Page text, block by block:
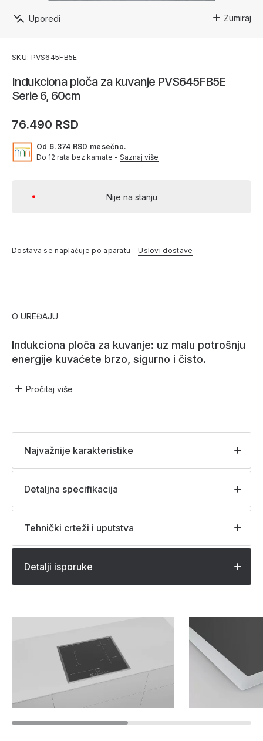
Zumiraj
Uporedi
Indukciona ploča za kuvanje PVS645FB5E
Serie 6, 60cm
76.490 RSD
Od 6.374 RSD mesečno.
Do 12 rata bez kamate - Saznaj više
Nije na stanju
Dostava se naplaćuje po aparatu -Uslovi dostave
SKU: PVS645FB5E
O UREĐAJU
Indukciona ploča za kuvanje: uz malu potrošnju
energije kuvaćete brzo, sigurno i čisto.
Pročitaj više
Najvažnije karakteristike
Detaljna specifikacija
Tehnički crteži i uputstva
Detalji isporuke